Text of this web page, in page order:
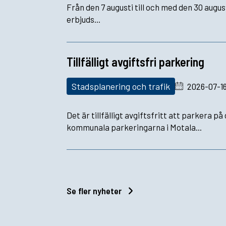
Från den 7 augusti till och med den 30
erbjuds...
Tillfälligt avgiftsfri parkering
Stadsplanering och trafik 2026-07-16
Det är tillfälligt avgiftsfritt att parkera på
kommunala parkeringarna i Motala...
Se fler nyheter